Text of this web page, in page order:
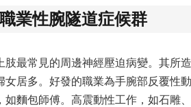
業性腕隧道症候群
肢最常見的周邊神經壓迫病變。其所
女居多。好發的職業為手腕部反覆性
如麵包師傅。高震動性工作，如石雕